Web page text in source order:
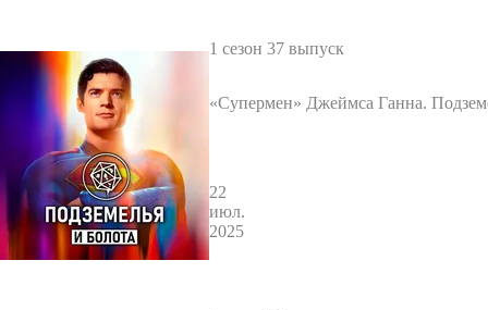
1 сезон 37 выпуск
«Супермен» Джеймса Ганна.
22
июл.
2025